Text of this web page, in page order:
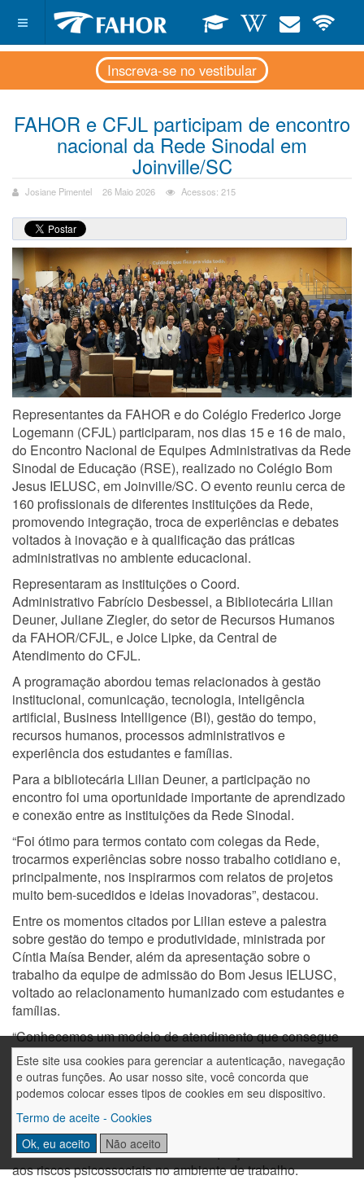
Este site usa cookies para gerenciar a autenticação, navegação
e outras funções. Ao usar nosso site, você concorda que
podemos colocar esses tipos de cookies em seu dispositivo.
Termo de aceite - Cookies
Ok, eu aceito
Não aceito
Inscreva-se no vestibular
FAHOR e CFJL participam de encontro
nacional da Rede Sinodal em
Joinville/SC
Josiane Pimentel 26 Maio 2026 Acessos: 215
Representantes da FAHOR e do Colégio Frederico Jorge
Logemann (CFJL) participaram, nos dias 15 e 16 de maio,
do Encontro Nacional de Equipes Administrativas da Rede
Sinodal de Educação (RSE), realizado no Colégio Bom
Jesus IELUSC, em Joinville/SC. O evento reuniu cerca de
160 profissionais de diferentes instituições da Rede,
promovendo integração, troca de experiências e debates
voltados à inovação e à qualificação das práticas
administrativas no ambiente educacional.
Representaram as instituições o Coord.
Administrativo Fabrício Desbessel, a Bibliotecária Lilian
Deuner, Juliane Ziegler, do setor de Recursos Humanos
da FAHOR/CFJL, e Joice Lipke, da Central de
Atendimento do CFJL.
A programação abordou temas relacionados à gestão
institucional, comunicação, tecnologia, inteligência
artificial, Business Intelligence (BI), gestão do tempo,
recursos humanos, processos administrativos e
experiência dos estudantes e famílias.
Para a bibliotecária Lilian Deuner, a participação no
encontro foi uma oportunidade importante de aprendizado
e conexão entre as instituições da Rede Sinodal.
“Foi ótimo para termos contato com colegas da Rede,
trocarmos experiências sobre nosso trabalho cotidiano e,
principalmente, nos inspirarmos com relatos de projetos
muito bem-sucedidos e ideias inovadoras”, destacou.
Entre os momentos citados por Lilian esteve a palestra
sobre gestão do tempo e produtividade, ministrada por
Cíntia Maísa Bender, além da apresentação sobre o
trabalho da equipe de admissão do Bom Jesus IELUSC,
voltado ao relacionamento humanizado com estudantes e
famílias.
“Conhecemos um modelo de atendimento que consegue
excelentes resultados sem deixar de oferecer acolhimento
e pertencimento às famílias e aos estudantes”, comentou.
As oficinas temáticas também possibilitaram discussões
mais direcionadas às áreas administrativas. Lilian
participou do workshop de Recursos Humanos, que trouxe
reflexões sobre os desafios de adequação à nova NR-1 e
aos riscos psicossociais no ambiente de trabalho.